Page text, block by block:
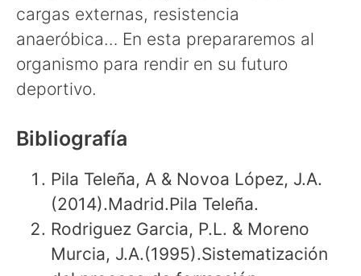
cargas externas, resistencia
anaeróbica… En esta prepararemos al
organismo para rendir en su futuro
deportivo.
Bibliografía
Pila Teleña, A & Novoa López, J.A.
(2014).Madrid.Pila Teleña.
Rodriguez Garcia, P.L. & Moreno
Murcia, J.A.(1995).Sistematización